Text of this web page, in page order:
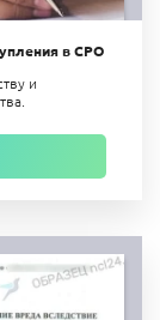
в СРО
и